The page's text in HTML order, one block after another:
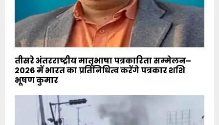
तीसरे अंतरराष्ट्रीय मातृभाषा पत्रकारिता सम्मेलन–
2026 में भारत का प्रतिनिधित्व करेंगे पत्रकार शशि
भूषण कुमार